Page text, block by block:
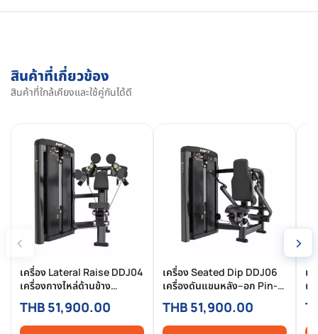
สินค้าที่เกี่ยวข้อง
สินค้าที่ใกล้เคียงและใช้คู่กันได้ดี
‹
เครื่อง Lateral Raise DDJ04
เครื่องกางไหล่ด้านข้าง
Commercial แบบ Pin-
Selected สำหรับฟิตเนสมือ
อาชีพ
THB 51,900.00
เครื่อง Seated Dip DDJ06
เครื่องดันแขนหลัง–อก Pin-
Selected Commercial
สำหรับฟิตเนสมืออาชีพ
THB 51,900.00
เ
เ
›